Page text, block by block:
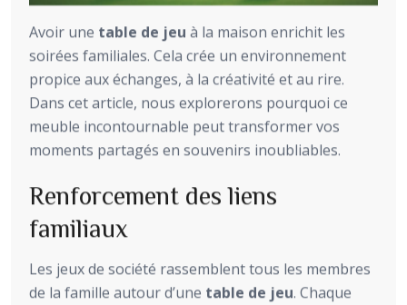
Avoir une table de jeu à la maison enrichit les
soirées familiales. Cela crée un environnement
propice aux échanges, à la créativité et au rire.
Dans cet article, nous explorerons pourquoi ce
meuble incontournable peut transformer vos
moments partagés en souvenirs inoubliables.
Renforcement des liens
familiaux
Les jeux de société rassemblent tous les membres
de la famille autour d’une table de jeu. Chaque